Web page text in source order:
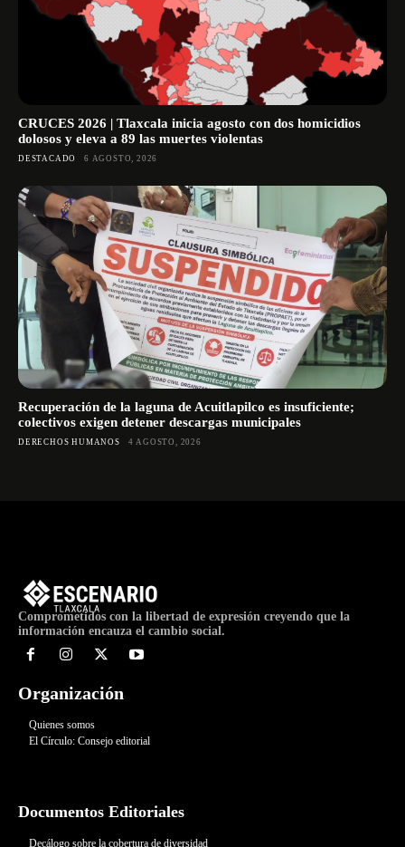
CRUCES 2026 | Tlaxcala inicia agosto con dos homicidios
dolosos y eleva a 89 las muertes violentas
DESTACADO 6 AGOSTO, 2026
Recuperación de la laguna de Acuitlapilco es insuficiente;
colectivos exigen detener descargas municipales
DERECHOS HUMANOS 4 AGOSTO, 2026
Comprometidos con la libertad de expresión creyendo que la
información encauza el cambio social.
Organización
Quienes somos
El Círculo: Consejo editorial
Documentos Editoriales
Decálogo sobre la cobertura de diversidad